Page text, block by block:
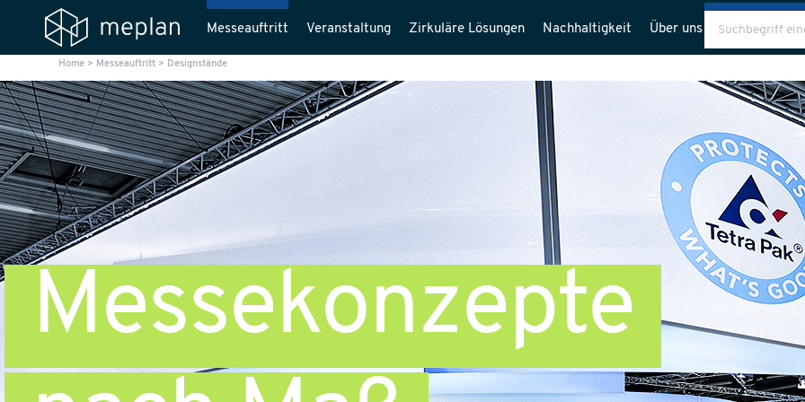
Messeauftritt Veranstaltung Zirkuläre Lösungen Nachhaltigkeit Über uns Blog
Home > Messeauftritt > Designstände
Messekonzepte